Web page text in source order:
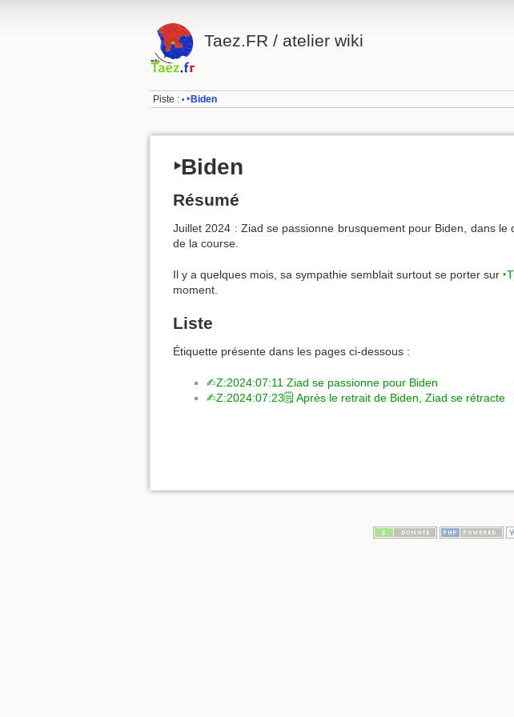
Taez.FR / atelier wiki
Piste : • ‣Biden
‣Biden
Résumé
Juillet 2024 : Ziad se passionne brusquement pour Biden, dans
de la course.
Il y a quelques mois, sa sympathie semblait surtout se porter sur
moment.
Liste
Étiquette présente dans les pages ci-dessous :
✍︎Z:2024:07:11 Ziad se passionne pour Biden
✍︎Z:2024:07:23🗒 Après le retrait de Biden, Ziad se rétracte